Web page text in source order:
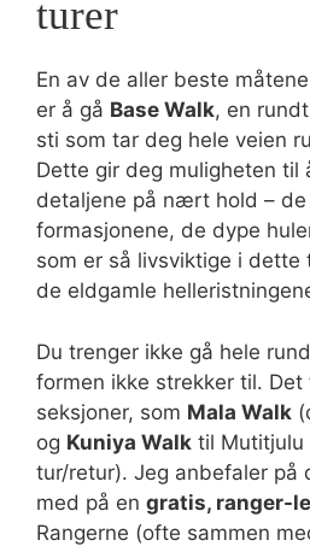
turer
En av de aller beste
er å gå Base Walk, en
sti som tar deg hele veien
Dette gir deg muligheten til
detaljene på nært hold –
formasjonene, de dype
som er så livsviktige i dette
de eldgamle
Du trenger ikke gå hele
formen ikke strekker til.
seksjoner, som Mala Walk
og Kuniya Walk til Mutitjulu
tur/retur). Jeg anbefaler på
med på en gratis, ranger-
Rangerne (ofte sammen